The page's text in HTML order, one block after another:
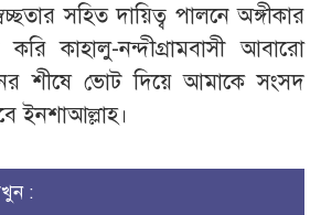
সহিত দায়িত্ব পালনে অঙ্গীকার
কাহালু-নন্দীগ্রামবাসী আবারো
শীষে ভোট দিয়ে আমাকে সংসদ
ইনশাআল্লাহ।
: